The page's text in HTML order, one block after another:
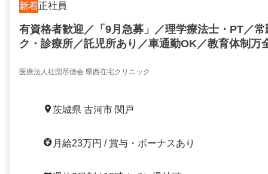
新着正社員
有資格者歓迎／「9月急募」／理学療法士・PT／
ク・診療所／託児所あり／車通勤OK／教育体制万
医療法人社団尽徳会 県西在宅クリニック
茨城県 古河市 関戸
月給23万円 / 賞与・ボーナスあり